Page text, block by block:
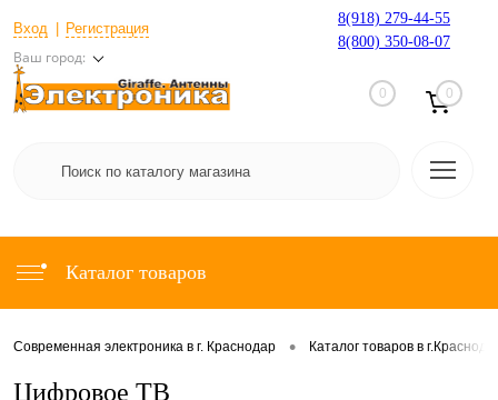
Вход Регистрация
Ваш город:
8(918) 279-44-55
8(800) 350-08-07
0 0
Каталог товаров
Современная электроника в г. Краснодар • Каталог товаров в
Цифровое ТВ